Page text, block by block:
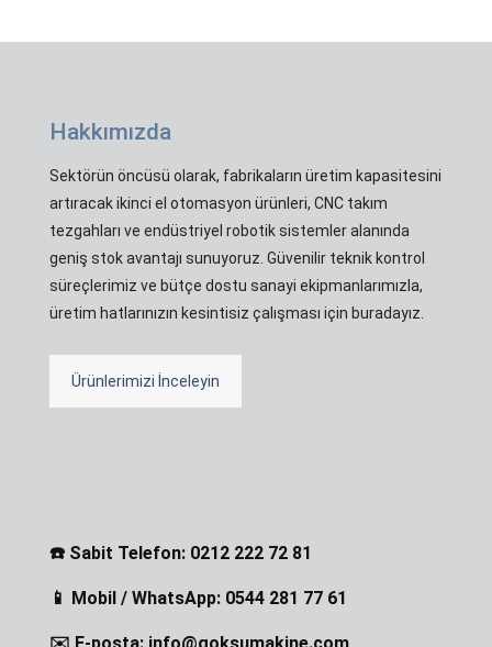
Hakkımızda
Sektörün öncüsü olarak, fabrikaların üretim kapasitesini
artıracak ikinci el otomasyon ürünleri, CNC takım
tezgahları ve endüstriyel robotik sistemler alanında
geniş stok avantajı sunuyoruz. Güvenilir teknik kontrol
süreçlerimiz ve bütçe dostu sanayi ekipmanlarımızla,
üretim hatlarınızın kesintisiz çalışması için buradayız.
Ürünlerimizi İnceleyin
☎️ Sabit Telefon: 0212 222 72 81
📱 Mobil / WhatsApp: 0544 281 77 61